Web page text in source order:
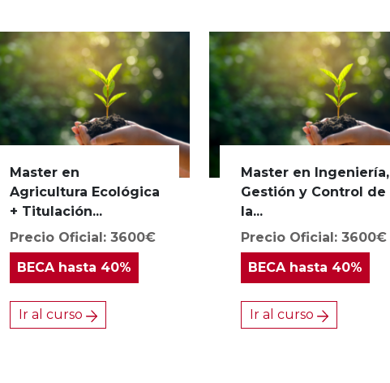
Master en
Agricultura Ecológica
+ Titulación...
Precio Oficial: 3600€
BECAhasta 40%
Ir al curso
Master en Ingeniería,
Gestión y Control de
la...
Precio Oficial: 3600€
BECAhasta 40%
Ir al curso